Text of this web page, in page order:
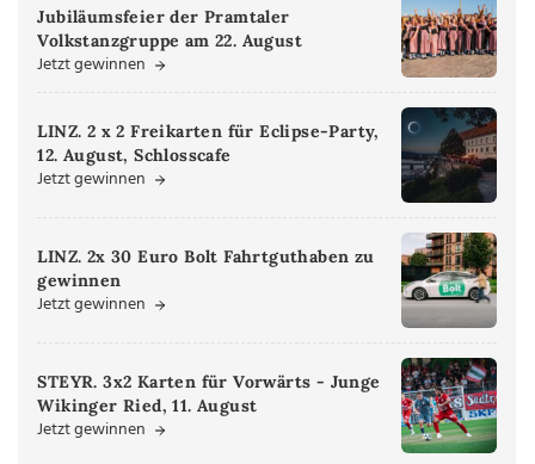
Jubiläumsfeier der Pramtaler
Volkstanzgruppe am 22. August
Jetzt gewinnen
LINZ. 2 x 2 Freikarten für Eclipse-Party,
12. August, Schlosscafe
Jetzt gewinnen
LINZ. 2x 30 Euro Bolt Fahrtguthaben zu
gewinnen
Jetzt gewinnen
STEYR. 3x2 Karten für Vorwärts - Junge
Wikinger Ried, 11. August
Jetzt gewinnen